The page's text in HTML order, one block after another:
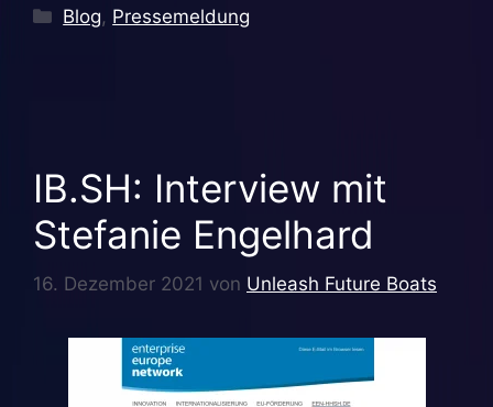
Kategorien
Blog, Pressemeldung
IB.SH: Interview mit
Stefanie Engelhard
16. Dezember 2021 von Unleash Future Boats